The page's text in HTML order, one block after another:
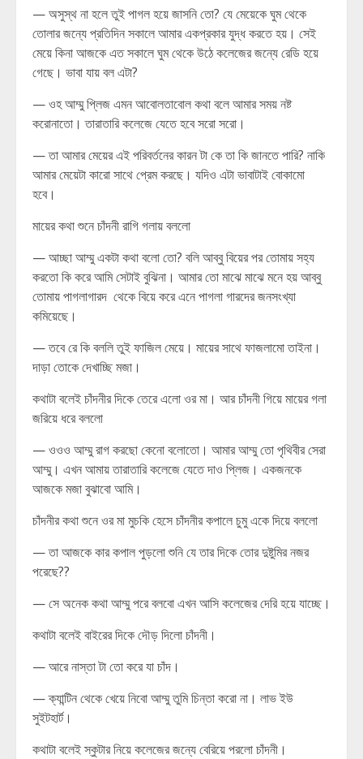
— অসুস্থ না হলে তুই পাগল হয়ে জাসনি তো? যে মেয়েকে ঘুম থেকে
তোলার জন্যে প্রতিদিন সকালে আমার একপ্রকার যুদ্ধ করতে হয়। সেই
মেয়ে কিনা আজকে এত সকালে ঘুম থেকে উঠে কলেজের জন্যে রেডি হয়ে
গেছে। ভাবা যায় বল এটা?
— ওহ আম্মু প্লিজ এমন আবোলতাবোল কথা বলে আমার সময় নষ্ট
করোনাতো। তারাতারি কলেজে যেতে হবে সরো সরো।
— তা আমার মেয়ের এই পরিবর্তনের কারন টা কে তা কি জানতে পারি? নাকি
আমার মেয়েটা কারো সাথে প্রেম করছে। যদিও এটা ভাবাটাই বোকামো
হবে।
মায়ের কথা শুনে চাঁদনী রাগি গলায় বললো
— আচ্ছা আম্মু একটা কথা বলো তো? বলি আব্বু বিয়ের পর তোমায় সহ্য
করতো কি করে আমি সেটাই বুঝিনা। আমার তো মাঝে মাঝে মনে হয় আব্বু
তোমায় পাগলাগারদ থেকে বিয়ে করে এনে পাগলা গারদের জনসংখ্যা
কমিয়েছে।
— তবে রে কি বললি তুই ফাজিল মেয়ে। মায়ের সাথে ফাজলামো তাইনা।
দাড়া তোকে দেখাচ্ছি মজা।
কথাটা বলেই চাঁদনীর দিকে তেরে এলো ওর মা। আর চাঁদনী গিয়ে মায়ের গলা
জরিয়ে ধরে বললো
— ওওও আম্মু রাগ করছো কেনো বলোতো। আমার আম্মু তো পৃথিবীর সেরা
আম্মু। এখন আমায় তারাতারি কলেজে যেতে দাও প্লিজ। একজনকে
আজকে মজা বুঝাবো আমি।
চাঁদনীর কথা শুনে ওর মা মুচকি হেসে চাঁদনীর কপালে চুমু একে দিয়ে বললো
— তা আজকে কার কপাল পুড়লো শুনি যে তার দিকে তোর দুষ্টুমির নজর
পরেছে??
— সে অনেক কথা আম্মু পরে বলবো এখন আসি কলেজের দেরি হয়ে যাচ্ছে।
কথাটা বলেই বাইরের দিকে দৌড় দিলো চাঁদনী।
— আরে নাস্তা টা তো করে যা চাঁদ।
— ক্যান্টিন থেকে খেয়ে নিবো আম্মু তুমি চিন্তা করো না। লাভ ইউ
সুইটহার্ট।
কথাটা বলেই স্কুটার নিয়ে কলেজের জন্যে বেরিয়ে পরলো চাঁদনী।